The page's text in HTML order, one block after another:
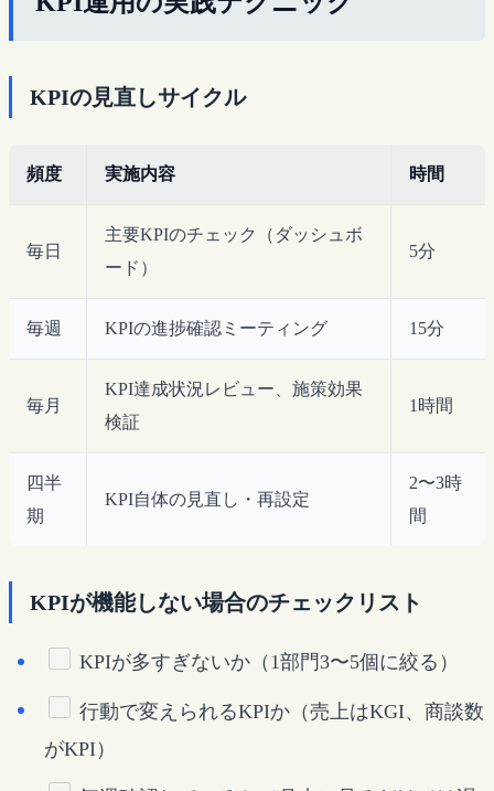
KPIの見直しサイクル
頻度 実施内容 時間
毎日
主要KPIのチェック（ダッシュボ
ード）
5分
毎週 KPIの進捗確認ミーティング 15分
毎月
KPI達成状況レビュー、施策効果
検証
1時間
四半
期
KPI自体の見直し・再設定
2〜3時
間
KPIが機能しない場合のチェックリスト
KPIが多すぎないか（1部門3〜5個に絞る）
行動で変えられるKPIか（売上はKGI、商談数
がKPI）